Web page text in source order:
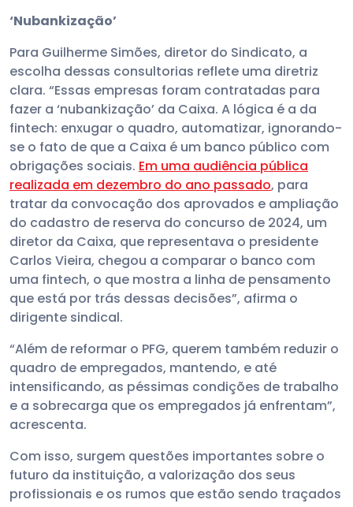
‘Nubankização’
Para Guilherme Simões, diretor do Sindicato, a
escolha dessas consultorias reflete uma diretriz
clara. “Essas empresas foram contratadas para
fazer a ‘nubankização’ da Caixa. A lógica é a da
fintech: enxugar o quadro, automatizar, ignorando-
se o fato de que a Caixa é um banco público com
obrigações sociais. Em uma audiência pública
realizada em dezembro do ano passado, para
tratar da convocação dos aprovados e ampliação
do cadastro de reserva do concurso de 2024, um
diretor da Caixa, que representava o presidente
Carlos Vieira, chegou a comparar o banco com
uma fintech, o que mostra a linha de pensamento
que está por trás dessas decisões”, afirma o
dirigente sindical.
“Além de reformar o PFG, querem também reduzir o
quadro de empregados, mantendo, e até
intensificando, as péssimas condições de trabalho
e a sobrecarga que os empregados já enfrentam”,
acrescenta.
Com isso, surgem questões importantes sobre o
futuro da instituição, a valorização dos seus
profissionais e os rumos que estão sendo traçados